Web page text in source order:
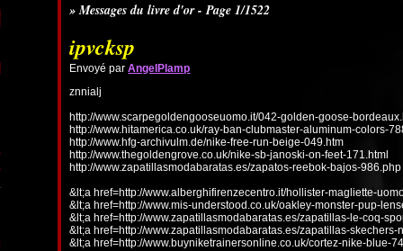
» Messages du livre d'or - Page 1/1522
ipvcksp
Envoyé parAngelPlamp
znnialj
http://www.scarpegoldengooseuomo.it/042-golden-goose-
http://www.hitamerica.co.uk/ray-ban-clubmaster-aluminum-colors-
http://www.hfg-archivulm.de/nike-free-run-beige-049.htm
http://www.thegoldengrove.co.uk/nike-sb-janoski-on-feet-171.html
http://www.zapatillasmodabaratas.es/zapatos-reebok-bajos-986.php
&lt;a href=http://www.alberghifirenzecentro.it/hollister-magliette-
&lt;a href=http://www.mis-understood.co.uk/oakley-monster-pup-
&lt;a href=http://www.zapatillasmodabaratas.es/zapatillas-le-coq-
&lt;a href=http://www.zapatillasmodabaratas.es/zapatillas-
&lt;a href=http://www.buyniketrainersonline.co.uk/cortez-nike-blue-